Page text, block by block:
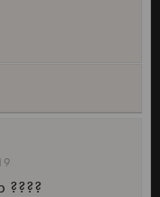
????